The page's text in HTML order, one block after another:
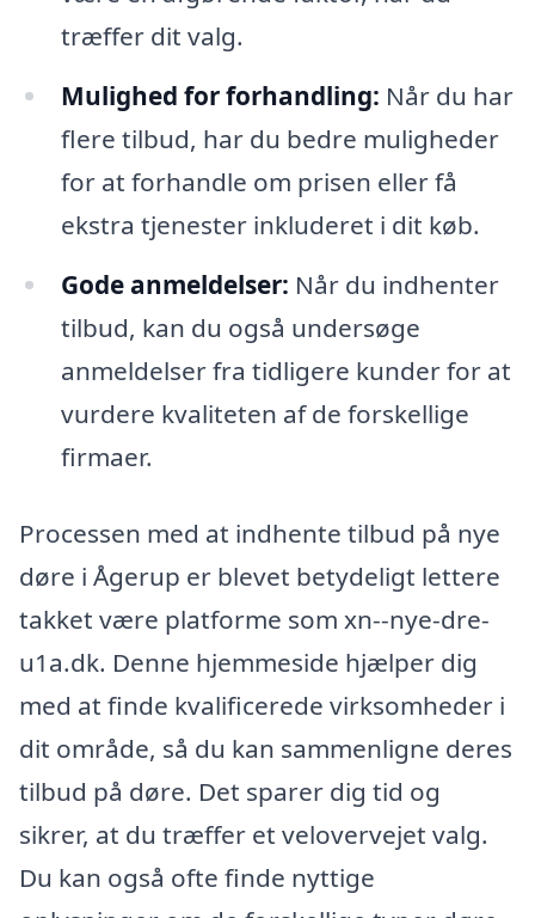
træffer dit valg.
Mulighed for forhandling: Når du har
flere tilbud, har du bedre muligheder
for at forhandle om prisen eller få
ekstra tjenester inkluderet i dit køb.
Gode anmeldelser: Når du indhenter
tilbud, kan du også undersøge
anmeldelser fra tidligere kunder for at
vurdere kvaliteten af de forskellige
firmaer.
Processen med at indhente tilbud på nye
døre i Ågerup er blevet betydeligt lettere
takket være platforme som xn--nye-dre-
u1a.dk. Denne hjemmeside hjælper dig
med at finde kvalificerede virksomheder i
dit område, så du kan sammenligne deres
tilbud på døre. Det sparer dig tid og
sikrer, at du træffer et velovervejet valg.
Du kan også ofte finde nyttige